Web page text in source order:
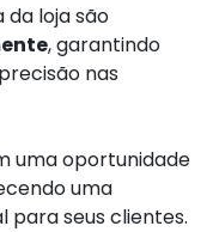
da loja são
, garantindo
nas
uma oportunidade
uma
para seus clientes.